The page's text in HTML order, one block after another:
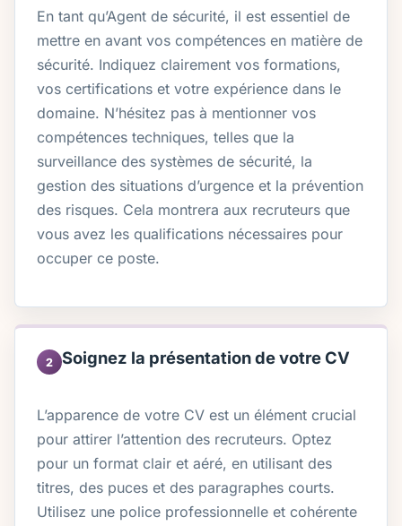
En tant qu’Agent de sécurité, il est essentiel de
mettre en avant vos compétences en matière de
sécurité. Indiquez clairement vos formations,
vos certifications et votre expérience dans le
domaine. N’hésitez pas à mentionner vos
compétences techniques, telles que la
surveillance des systèmes de sécurité, la
gestion des situations d’urgence et la prévention
des risques. Cela montrera aux recruteurs que
vous avez les qualifications nécessaires pour
occuper ce poste.
2 Soignez la présentation de votre CV
L’apparence de votre CV est un élément crucial
pour attirer l’attention des recruteurs. Optez
pour un format clair et aéré, en utilisant des
titres, des puces et des paragraphes courts.
Utilisez une police professionnelle et cohérente